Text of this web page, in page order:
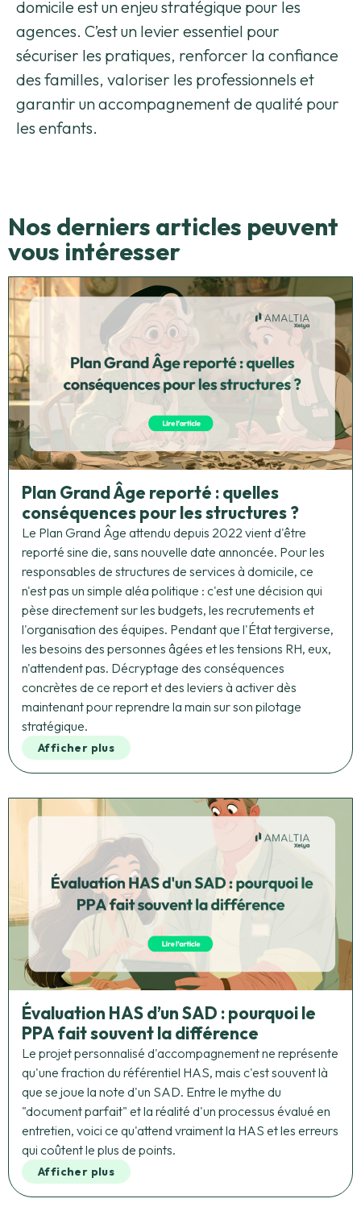
domicile est un enjeu stratégique pour les
agences. C’est un levier essentiel pour
sécuriser les pratiques, renforcer la confiance
des familles, valoriser les professionnels et
garantir un accompagnement de qualité pour
les enfants.
Nos derniers articles peuvent
vous intéresser
Plan Grand Âge reporté : quelles
conséquences pour les structures ?
Le Plan Grand Âge attendu depuis 2022 vient d'être
reporté sine die, sans nouvelle date annoncée. Pour les
responsables de structures de services à domicile, ce
n'est pas un simple aléa politique : c'est une décision qui
pèse directement sur les budgets, les recrutements et
l'organisation des équipes. Pendant que l'État tergiverse,
les besoins des personnes âgées et les tensions RH, eux,
n'attendent pas. Décryptage des conséquences
concrètes de ce report et des leviers à activer dès
maintenant pour reprendre la main sur son pilotage
stratégique.
Afficher plus
Évaluation HAS d’un SAD : pourquoi le
PPA fait souvent la différence
Le projet personnalisé d'accompagnement ne représente
qu'une fraction du référentiel HAS, mais c'est souvent là
que se joue la note d'un SAD. Entre le mythe du
"document parfait" et la réalité d'un processus évalué en
entretien, voici ce qu'attend vraiment la HAS et les erreurs
qui coûtent le plus de points.
Afficher plus